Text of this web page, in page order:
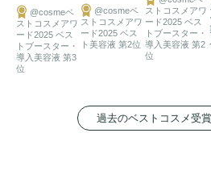
@cosmeベ
ストコスメアワ
ード2025 ベス
トブースター・
導入美容液 第3
位
@cosmeベ
ストコスメアワ
ード2025 ベス
ト美容液 第2位
ストコスメアワ
ード2025 ベス
トブースター・
導入美容液 第2
位
過去のベストコスメ受